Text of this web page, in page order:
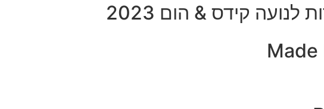
קידס & הום 2023
Made